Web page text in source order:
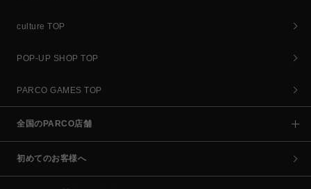
culture TOP
POP-UP SHOP TOP
PARCO GAMES TOP
全国のPARCO店舗
初めてのお客様へ